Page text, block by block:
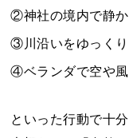
②神社の境内で静
③川沿いをゆっくり
④ベランダで空や
といった行動で十分